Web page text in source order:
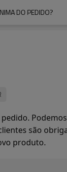
DO PEDIDO?
Podemos
são
produto.